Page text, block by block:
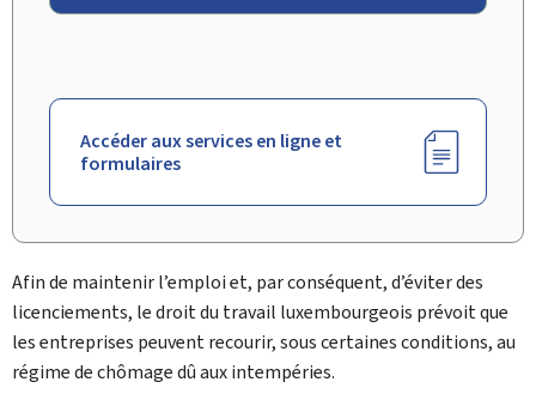
Accéder aux services en ligne et
formulaires
Afin de maintenir l’emploi et, par conséquent, d’éviter des
licenciements, le droit du travail luxembourgeois prévoit que
les entreprises peuvent recourir, sous certaines conditions, au
régime de chômage dû aux intempéries.